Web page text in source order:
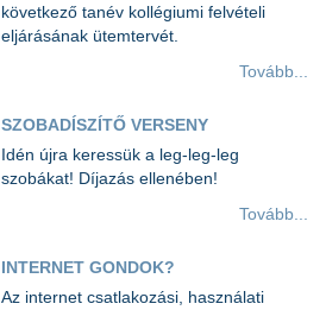
következő tanév kollégiumi felvételi
eljárásának ütemtervét.
Tovább...
SZOBADÍSZÍTŐ VERSENY
Idén újra keressük a leg-leg-leg
szobákat! Díjazás ellenében!
Tovább...
INTERNET GONDOK?
Az internet csatlakozási, használati